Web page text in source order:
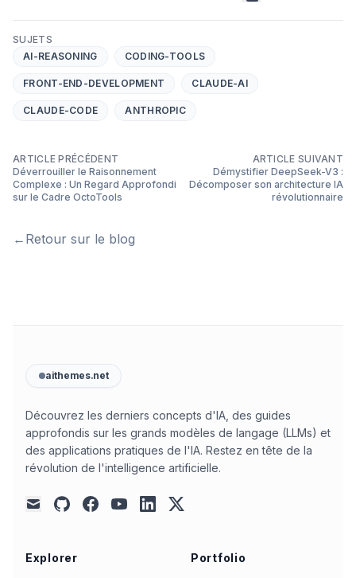
SUJETS
AI-REASONING
CODING-TOOLS
FRONT-END-DEVELOPMENT CLAUDE-AI
CLAUDE-CODE ANTHROPIC
ARTICLE PRÉCÉDENT
Déverrouiller le Raisonnement
Complexe : Un Regard Approfondi
sur le Cadre OctoTools
ARTICLE SUIVANT
Démystifier DeepSeek-V3 :
Décomposer son architecture IA
révolutionnaire
← Retour sur le blog
aithemes.net
Découvrez les derniers concepts d'IA, des guides
approfondis sur les grands modèles de langage (LLMs) et
des applications pratiques de l'IA. Restez en tête de la
révolution de l'intelligence artificielle.
mail
githubfacebookyoutubelinkedin
x
Explorer Portfolio